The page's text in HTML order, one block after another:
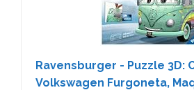
Ravensburger - Puzzle 3D:
Volkswagen Furgoneta,